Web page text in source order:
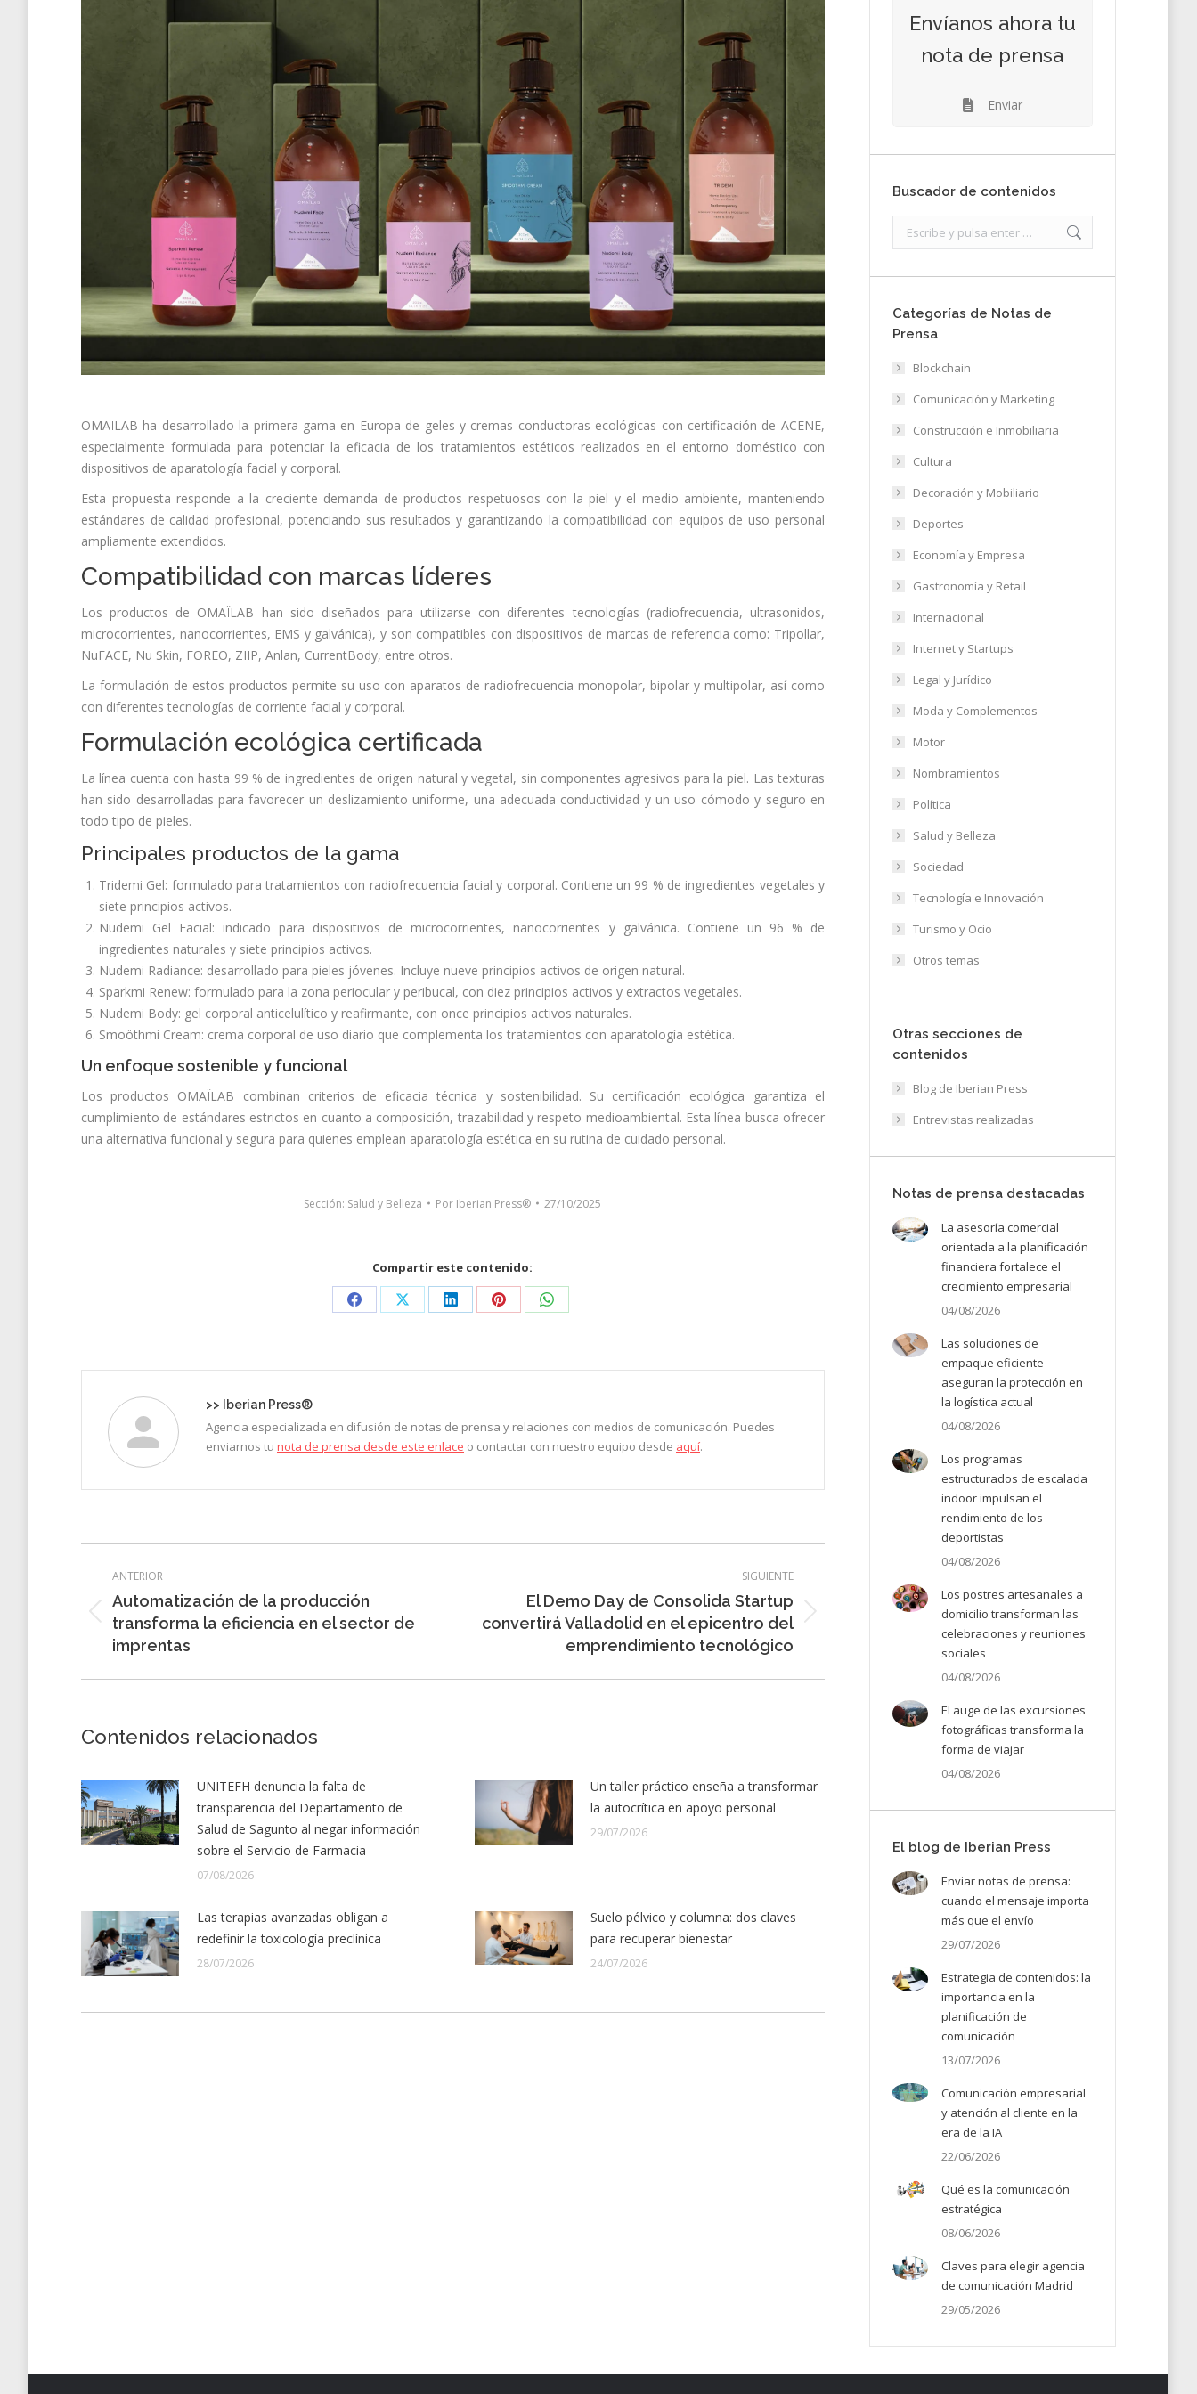
OMAÏLAB ha desarrollado la primera gama en Europa de geles y cremas conductoras ecológicas con certificación de ACENE,
especialmente formulada para potenciar la eficacia de los tratamientos estéticos realizados en el entorno doméstico con
dispositivos de aparatología facial y corporal.
Esta propuesta responde a la creciente demanda de productos respetuosos con la piel y el medio ambiente, manteniendo
estándares de calidad profesional, potenciando sus resultados y garantizando la compatibilidad con equipos de uso personal
ampliamente extendidos.
Compatibilidad con marcas líderes
Los productos de OMAÏLAB han sido diseñados para utilizarse con diferentes tecnologías (radiofrecuencia, ultrasonidos,
microcorrientes, nanocorrientes, EMS y galvánica), y son compatibles con dispositivos de marcas de referencia como: Tripollar,
NuFACE, Nu Skin, FOREO, ZIIP, Anlan, CurrentBody, entre otros.
La formulación de estos productos permite su uso con aparatos de radiofrecuencia monopolar, bipolar y multipolar, así como
con diferentes tecnologías de corriente facial y corporal.
Formulación ecológica certificada
La línea cuenta con hasta 99 % de ingredientes de origen natural y vegetal, sin componentes agresivos para la piel. Las texturas
han sido desarrolladas para favorecer un deslizamiento uniforme, una adecuada conductividad y un uso cómodo y seguro en
todo tipo de pieles.
Principales productos de la gama
Tridemi Gel: formulado para tratamientos con radiofrecuencia facial y corporal. Contiene un 99 % de ingredientes vegetales y
siete principios activos.
Nudemi Gel Facial: indicado para dispositivos de microcorrientes, nanocorrientes y galvánica. Contiene un 96 % de
ingredientes naturales y siete principios activos.
Nudemi Radiance: desarrollado para pieles jóvenes. Incluye nueve principios activos de origen natural.
Sparkmi Renew: formulado para la zona periocular y peribucal, con diez principios activos y extractos vegetales.
Nudemi Body: gel corporal anticelulítico y reafirmante, con once principios activos naturales.
Smoöthmi Cream: crema corporal de uso diario que complementa los tratamientos con aparatología estética.
Un enfoque sostenible y funcional
Los productos OMAÏLAB combinan criterios de eficacia técnica y sostenibilidad. Su certificación ecológica garantiza el
cumplimiento de estándares estrictos en cuanto a composición, trazabilidad y respeto medioambiental. Esta línea busca ofrecer
una alternativa funcional y segura para quienes emplean aparatología estética en su rutina de cuidado personal.
Sección: Salud y Belleza Por Iberian Press® 27/10/2025
Compartir este contenido:
Share Share Share Share Share
>> Iberian Press®
Agencia especializada en difusión de notas de prensa y relaciones con medios de comunicación. Puedes
enviarnos tu nota de prensa desde este enlace o contactar con nuestro equipo desde aquí.
entre
entradas
ANTERIOR
Entrada
anterior:
Automatización de la producción
transforma la eficiencia en el sector de
imprentas
SIGUIENTE
Entrada
El Demo Day de Consolida Startup
convertirá Valladolid en el epicentro del
emprendimiento tecnológico
Contenidos relacionados
UNITEFH denuncia la falta de
transparencia del Departamento de
Salud de Sagunto al negar información
sobre el Servicio de Farmacia
07/08/2026
Un taller práctico enseña a transformar
la autocrítica en apoyo personal
29/07/2026
Las terapias avanzadas obligan a
redefinir la toxicología preclínica
28/07/2026
Suelo pélvico y columna: dos claves
para recuperar bienestar
24/07/2026
Envíanos ahora tu
nota de prensa
Enviar
Buscador de contenidos
Categorías de Notas de
Prensa
Blockchain
Comunicación y Marketing
Construcción e Inmobiliaria
Cultura
Decoración y Mobiliario
Deportes
Economía y Empresa
Gastronomía y Retail
Internacional
Internet y Startups
Legal y Jurídico
Moda y Complementos
Motor
Nombramientos
Política
Salud y Belleza
Sociedad
Tecnología e Innovación
Turismo y Ocio
Otros temas
Otras secciones de
contenidos
Blog de Iberian Press
Entrevistas realizadas
Notas de prensa destacadas
La asesoría comercial
orientada a la planificación
financiera fortalece el
crecimiento empresarial
04/08/2026
Las soluciones de
empaque eficiente
aseguran la protección en
la logística actual
04/08/2026
Los programas
estructurados de escalada
indoor impulsan el
rendimiento de los
deportistas
04/08/2026
Los postres artesanales a
domicilio transforman las
celebraciones y reuniones
sociales
04/08/2026
El auge de las excursiones
fotográficas transforma la
forma de viajar
04/08/2026
El blog de Iberian Press
Enviar notas de prensa:
cuando el mensaje importa
más que el envío
29/07/2026
Estrategia de contenidos: la
importancia en la
planificación de
comunicación
13/07/2026
Comunicación empresarial
y atención al cliente en la
era de la IA
22/06/2026
Qué es la comunicación
estratégica
08/06/2026
Claves para elegir agencia
de comunicación Madrid
29/05/2026